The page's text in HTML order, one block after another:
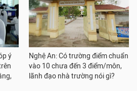
ý
Nghệ An: Có trường điểm chuẩn
vào 10 chưa đến 3 điểm/môn,
lãnh đạo nhà trường nói gì?